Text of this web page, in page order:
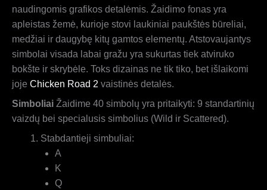
naudingomis grafikos detalėmis. Žaidimo fonas yra
apleistas žemė, kurioje stovi laukiniai paukštės būreliai,
medžiai ir daugybę kitų gamtos elementų. Atstovaujantys
simbolai visada labai gražu yra sukurtas tiek atviruko
bokšte ir skrybėle. Toks dizainas ne tik tiko, bet išlaikomi
joje Chicken Road 2 vaistinės detalės.
Simboliai Žaidime 40 simbolų yra pritaikyti: 9 standartinių
vaizdų bei specialusis simbolius (Wild ir Scattered).
Stabdantieji simbuliai:
A
K
Q